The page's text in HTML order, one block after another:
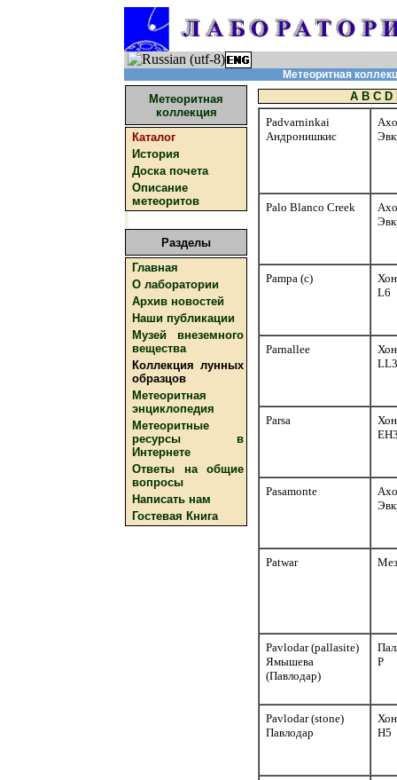
Метеоритная
Метеоритная
коллекция
Каталог
История
Доска почета
Описание
метеоритов
Разделы
Главная
О лаборатории
Архив новостей
Наши публикации
Музей внеземного
вещества
Коллекция лунных
образцов
Метеоритная
энциклопедия
Метеоритные
ресурсы в
Интернете
Ответы на общие
вопросы
Написать нам
Гостевая Книга
A B C D
Padvarninkai
Андронишкис
Palo Blanco Creek
Pampa (c)
L6
Parnallee
LL3
Parsa
Pasamonte
Patwar
Pavlodar (pallasite)
Ямышева
(Павлодар)
P
Pavlodar (stone)
Павлодар
H5